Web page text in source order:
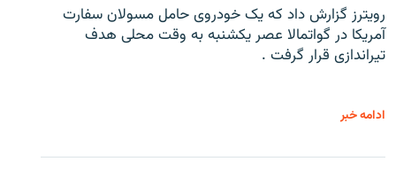
رویترز گزارش داد که یک خودروی حامل مسولان سفارت
آمریکا در گواتمالا عصر یکشنبه به وقت محلی هدف
تیراندازی قرار گرفت .
ادامه خبر